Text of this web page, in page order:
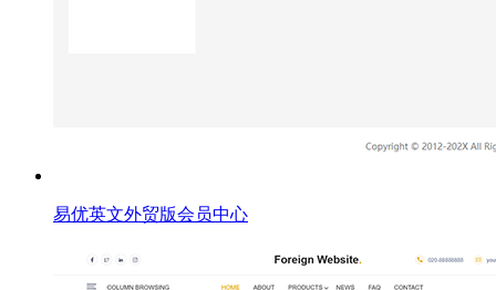
易优英文外贸版会员中心